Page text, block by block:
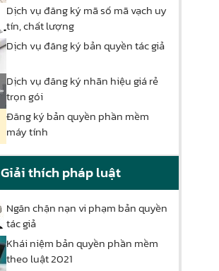
Dịch vụ đăng ký mã số mã vạch uy
tín, chất lượng
Dịch vụ đăng ký bản quyền tác giả
Dịch vụ đăng ký nhãn hiệu giá rẻ
trọn gói
Đăng ký bản quyền phần mềm
máy tính
Giải thích pháp luật
Ngăn chặn nạn vi phạm bản quyền
tác giả
Khái niệm bản quyền phần mềm
theo luật 2021